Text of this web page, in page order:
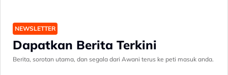
NEWSLETTER
Dapatkan Berita Terkini
Berita, sorotan utama, dan segala dari Awani terus ke peti masuk anda.